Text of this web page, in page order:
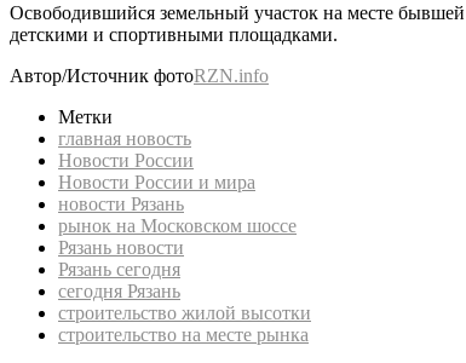
Освободившийся земельный участок на месте
детскими и спортивными площадками.
Автор/Источник фотоRZN.info
Метки
главная новость
Новости России
Новости России и мира
новости Рязань
рынок на Московском шоссе
Рязань новости
Рязань сегодня
сегодня Рязань
строительство жилой высотки
строительство на месте рынка